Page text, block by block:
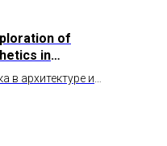
of
in
Design
в архитектуре и